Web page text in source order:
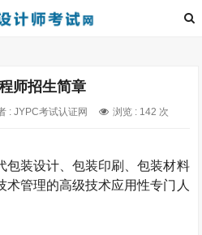
师招生简章
: JYPC考试认证网 浏览 : 142 次
包装设计、包装印刷、包装材料
术管理的高级技术应用性专门人